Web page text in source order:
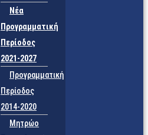
Νέα
Προγραμματική
Περίοδος
2021-2027
Προγραμματική
Περίοδος
2014-2020
Μητρώο